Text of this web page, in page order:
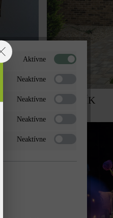
CHODNÍK
Aktívne
Neaktívne
Neaktívne
Neaktívne
Neaktívne